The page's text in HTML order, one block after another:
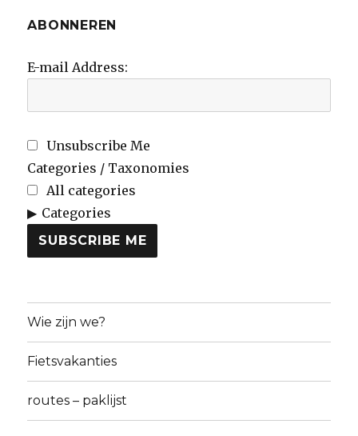
ABONNEREN
E-mail Address:
Unsubscribe Me
Categories / Taxonomies
All categories
Categories
SUBSCRIBE ME
Wie zijn we?
Fietsvakanties
routes – paklijst